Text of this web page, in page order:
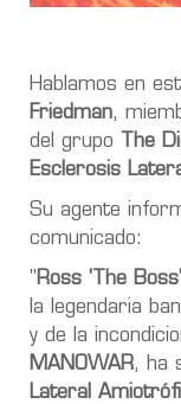
Hablamos en
Friedman,
del grupo
The
Esclerosis
Su agente
comunicado:
"Ross 'The
la legendaria
y de la
MANOWAR, ha
Lateral